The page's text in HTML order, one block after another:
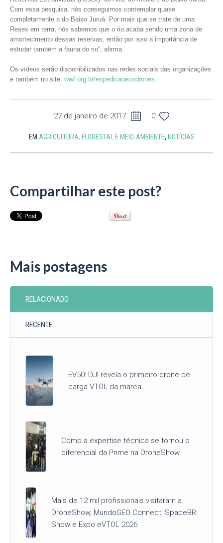
Com essa pesquisa, nós conseguimos contemplar quase
completamente a do Baixo Juruá. Por mais que se trate de uma
Resex em terra, nós sabemos que o rio acaba sendo uma zona de
amortecimento dessas reservas, então por isso a importância de
estudar também a fauna do rio”, afirma.
Os vídeos serão disponibilizados nas redes sociais das organizações
e também no site: wwf.org.br/expedicaoecodrones.
27 de janeiro de 2017 0
EM AGRICULTURA, FLORESTAL E MEIO-AMBIENTE, NOTÍCIAS
Compartilhar este post?
Mais postagens
RELACIONADO
RECENTE
EV50: DJI revela o primeiro drone de
carga VTOL da marca
Como a expertise técnica se tornou o
diferencial da Prime na DroneShow
Mais de 12 mil profissionais visitaram a
DroneShow, MundoGEO Connect, SpaceBR
Show e Expo eVTOL 2026